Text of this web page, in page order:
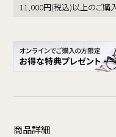
11,000円(税込)以上のご購
商品詳細